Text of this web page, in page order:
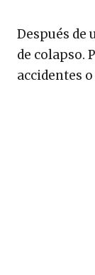
Después de
de colapso.
accidentes